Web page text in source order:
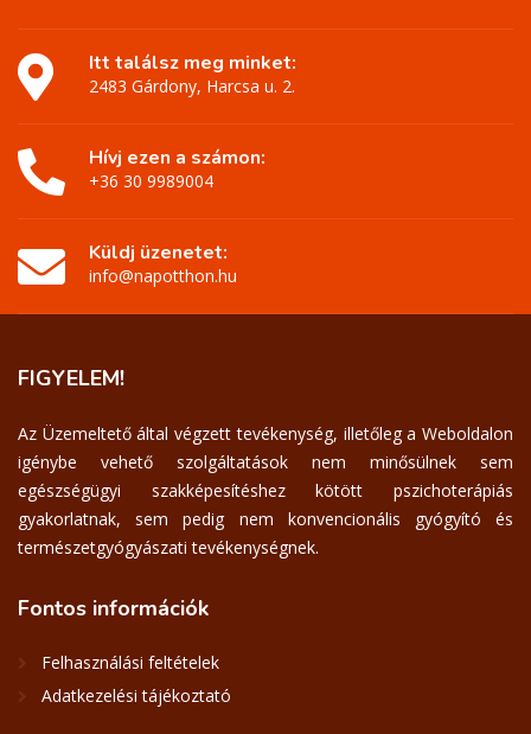
Itt találsz meg minket:
2483 Gárdony, Harcsa u. 2.
Hívj ezen a számon:
+36 30 9989004
Küldj üzenetet:
info@napotthon.hu
FIGYELEM!
Az Üzemeltető által végzett tevékenység, illetőleg a Weboldalon
igénybe vehető szolgáltatások nem minősülnek sem
egészségügyi szakképesítéshez kötött pszichoterápiás
gyakorlatnak, sem pedig nem konvencionális gyógyító és
természetgyógyászati tevékenységnek.
Fontos információk
Felhasználási feltételek
Adatkezelési tájékoztató